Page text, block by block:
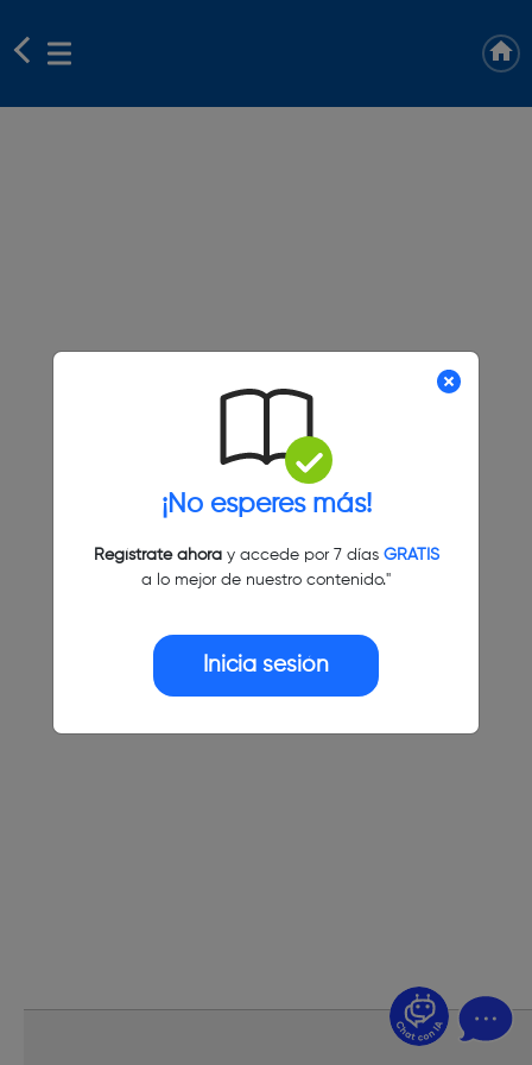
¡No esperes más!
Regístrate ahoray accede por 7 días GRATIS
a lo mejor de nuestro contenido."
Inicia sesión